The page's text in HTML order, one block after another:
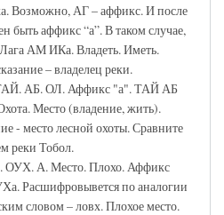
Возможно, АГ – аффикс. И после
быть аффикс “а”. В таком случае,
АМ ИКа. Владеть. Иметь.
– владелец реки.
АБ. ОЛ. Аффикс "а". ТАЙ АБ
Место (владение, жить).
- место лесной охоты. Сравните
реки Тобол.
ОУХ. А. Место. Плохо. Аффикс
Расшифровывется по аналогии
словом – ловх. Плохое место.